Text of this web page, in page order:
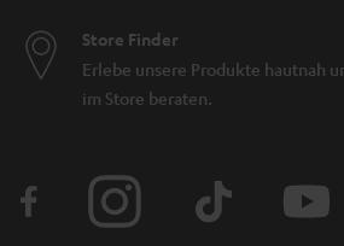
jeden Anlass erstellen und dich davon
Lautsprecher keine Lichteffekte brauchen, um
Indoor Party-Lautsprecher eigenen sich
Partyräume und regelmäßige Nutzung ohne
aktive Systeme mit integriertem Verstärkerwie
Store Finder
Erlebe unsere Produkte hautnah
im Store beraten.